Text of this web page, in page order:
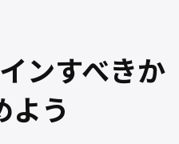
ンすべきか
よう